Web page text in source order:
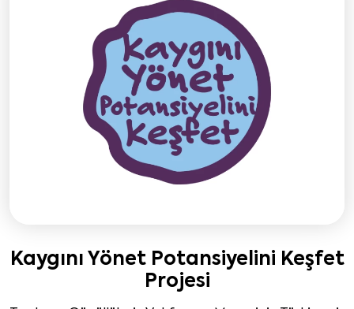
Kaygını Yönet Potansiyelini Keşfet
Projesi